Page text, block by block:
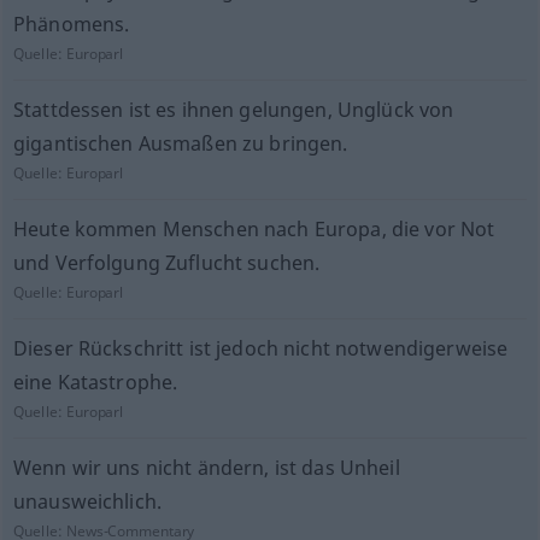
Phänomens.
Quelle: Europarl
Stattdessen ist es ihnen gelungen, Unglück von
gigantischen Ausmaßen zu bringen.
Quelle: Europarl
Heute kommen Menschen nach Europa, die vor Not
und Verfolgung Zuflucht suchen.
Quelle: Europarl
Dieser Rückschritt ist jedoch nicht notwendigerweise
eine Katastrophe.
Quelle: Europarl
Wenn wir uns nicht ändern, ist das Unheil
unausweichlich.
Quelle: News-Commentary